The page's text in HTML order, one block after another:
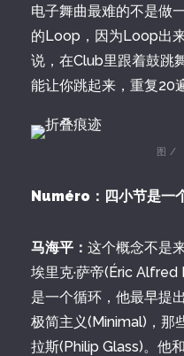
电子舞曲最难的不是做
的Loop，因为Loop出
说，在Club里跟着鼓跳
能让你跳起来，重复20
图 /
Numéro：四小节是一
马海平： 这个概念不是
埃里克·萨帝(Éric
是一个循环，他最早提
极简主义(Minimal)，那
拉斯(Philip Glass)。他